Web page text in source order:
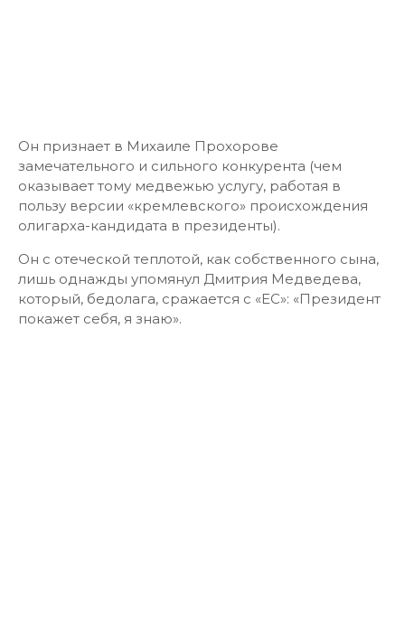
Он признает в Михаиле Прохорове
замечательного и сильного конкурента (чем
оказывает тому медвежью услугу, работая в
пользу версии «кремлевского» происхождения
олигарха-кандидата в президенты).
Он с отеческой теплотой, как собственного сына,
лишь однажды упомянул Дмитрия Медведева,
который, бедолага, сражается с «ЕС»: «Президент
покажет себя, я знаю».